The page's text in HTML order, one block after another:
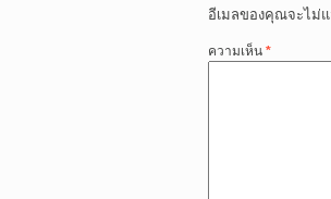
อีเมลของคุณจะไม่
ความเห็น *